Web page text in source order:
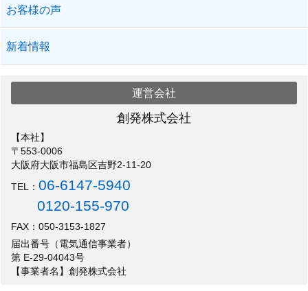
お客様の声
新着情報
運営会社
創発株式会社
【本社】
〒553-0006
大阪府大阪市福島区吉野2-11-20
TEL：06-6147-5940
0120-155-970
FAX：050-3153-1827
届出番号（電気通信事業者）
第 E-29-04043号
【事業者名】創発株式会社